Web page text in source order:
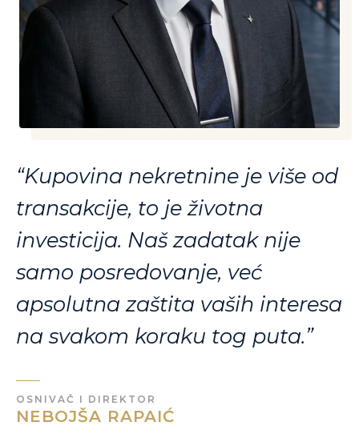
“Kupovina nekretnine je više od
transakcije, to je životna
investicija. Naš zadatak nije
samo posredovanje, već
apsolutna zaštita vaših interesa
na svakom koraku tog puta.”
OSNIVAČ I DIREKTOR
NEBOJŠA RAPAIĆ